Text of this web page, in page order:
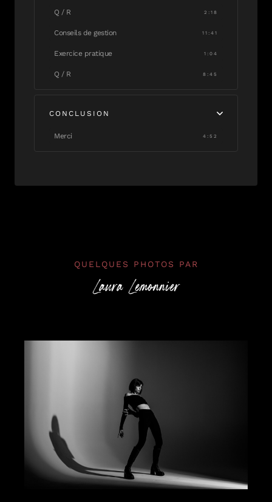
Q / R 2:18
Conseils de gestion 11:41
Exercice pratique 1:04
Q / R 8:45
CONCLUSION
Merci 4:52
QUELQUES PHOTOS PAR
Laura Lemonnier